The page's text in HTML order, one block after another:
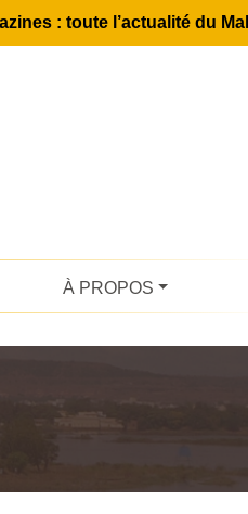
: toute l’actualité du
À PROPOS